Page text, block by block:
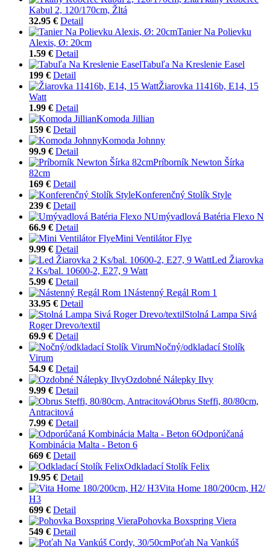
Kabul 2, 120/170cm, Žltá
32.95 € Detail
Tanier Na Polievku
Alexis, Ø: 20cm
1.59 € Detail
Tabuľa Na Kreslenie Easel
199 € Detail
Žiarovka 11416b, E14, 15
Watt
1.99 € Detail
Komoda Jillian
159 € Detail
Komoda Johnny
99.9 € Detail
Príborník Newton Šírka
82cm
169 € Detail
Konferenčný Stolík Style
239 € Detail
Umývadlová Batéria Flexo N
66.9 € Detail
Mini Ventilátor Flye
9.99 € Detail
Led Žiarovka
2 Ks/bal. 10600-2, E27, 9 Watt
5.99 € Detail
Nástenný Regál Rom 1
33.95 € Detail
Stolná Lampa Sivá
Roger Drevo/textil
69.9 € Detail
Nočný/odkladací Stolík
Virum
54.9 € Detail
Ozdobné Nálepky Ilvy
9.99 € Detail
Obrus Steffi, 80/80cm,
Antracitová
7.99 € Detail
Odporúčaná
Kombinácia Malta - Beton 6
669 € Detail
Odkladací Stolík Felix
19.95 € Detail
Vita Home 180/200cm, H2/
H3
699 € Detail
Pohovka Boxspring Viera
549 € Detail
Poťah Na Vankúš